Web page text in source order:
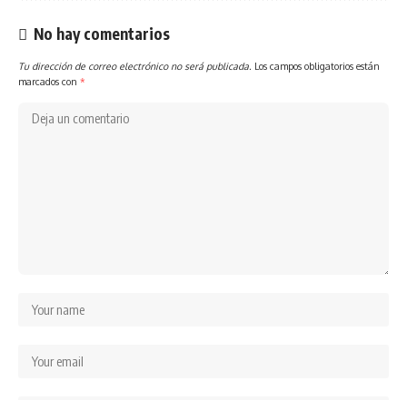
No hay comentarios
Tu dirección de correo electrónico no será publicada. Los campos obligatorios están
marcados con *